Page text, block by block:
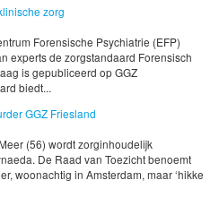
zorg
Forensische Psychiatrie (EFP)
experts de zorgstandaard Forensisch
is gepubliceerd op GGZ
biedt...
GGZ Friesland
(56) wordt zorginhoudelijk
De Raad van Toezicht benoemt
woonachtig in Amsterdam, maar ‘hikke